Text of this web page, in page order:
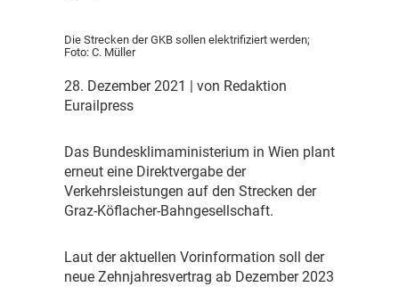
Die Strecken der GKB sollen elektrifiziert werden;
Foto: C. Müller
28. Dezember 2021
| von Redaktion
Eurailpress
Das Bundesklimaministerium in Wien plant
erneut eine Direktvergabe der
Verkehrsleistungen auf den Strecken der
Graz-Köflacher-Bahngesellschaft.
Laut der aktuellen Vorinformation soll der
neue Zehnjahresvertrag ab Dezember 2023